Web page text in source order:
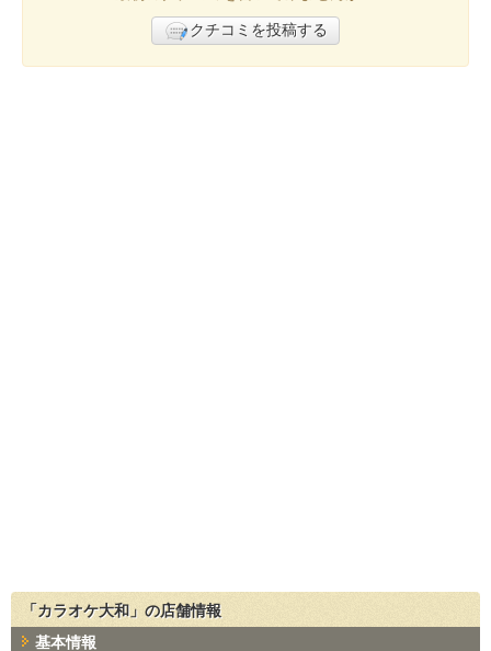
クチコミを投稿する
「カラオケ大和」の店舗情報
基本情報